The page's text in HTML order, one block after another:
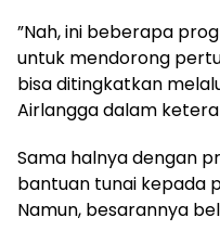
”Nah, ini beberapa
untuk mendorong
bisa ditingkatkan
Airlangga dalam
Sama halnya dengan
bantuan tunai kepada
Namun, besarannya